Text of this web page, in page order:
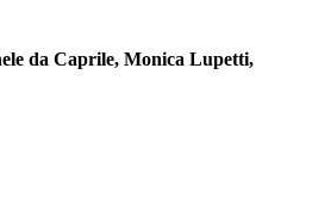
da Caprile, Monica Lupetti,